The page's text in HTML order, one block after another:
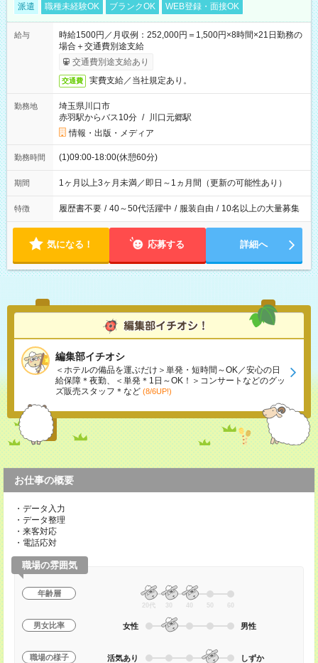
派遣 職種未経験OK ブランクOK WEB登録・面接OK
給与
時給1500円／月収例：252,000円＝1,500円×8時間×21日勤務の
場合＋交通費別途支給
交通費別途支給あり
交通費 実費支給／当社規定あり。
勤務地
埼玉県川口市
赤羽駅からバス10分 / 川口元郷駅
情報・出版・メディア
勤務時間 (1)09:00-18:00(休憩60分)
期間 1ヶ月以上3ヶ月未満／即日～1ヵ月間（更新の可能性あり）
特徴 履歴書不要 / 40～50代活躍中 / 服装自由 / 10名以上の大量募集
気になる！ 応募する 詳細へ
編集部イチオシ
＜ホテルの備品を運ぶだけ＞単発・短時間～OK／安心の日
給保障＊夜勤、＜単発＊1日～OK！＞コンサートなどのグッ
ズ販売スタッフ＊など (8/6UP!)
お仕事の概要
・データ入力
・データ整理
・来客対応
・電話応対
職場の雰囲気
年齢層
20代 30 40 50 60
男女比率 女性 男性
職場の様子 活気あり しずか